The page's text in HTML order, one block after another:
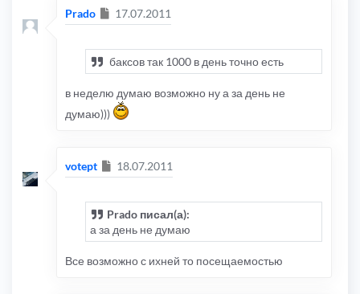
Prado Сообщение
17.07.2011
баксов так 1000 в день точно есть
в неделю думаю возможно ну а за день не
думаю)))
votept Сообщение
18.07.2011
Prado писал(а):
а за день не думаю
Все возможно с ихней то посещаемостью